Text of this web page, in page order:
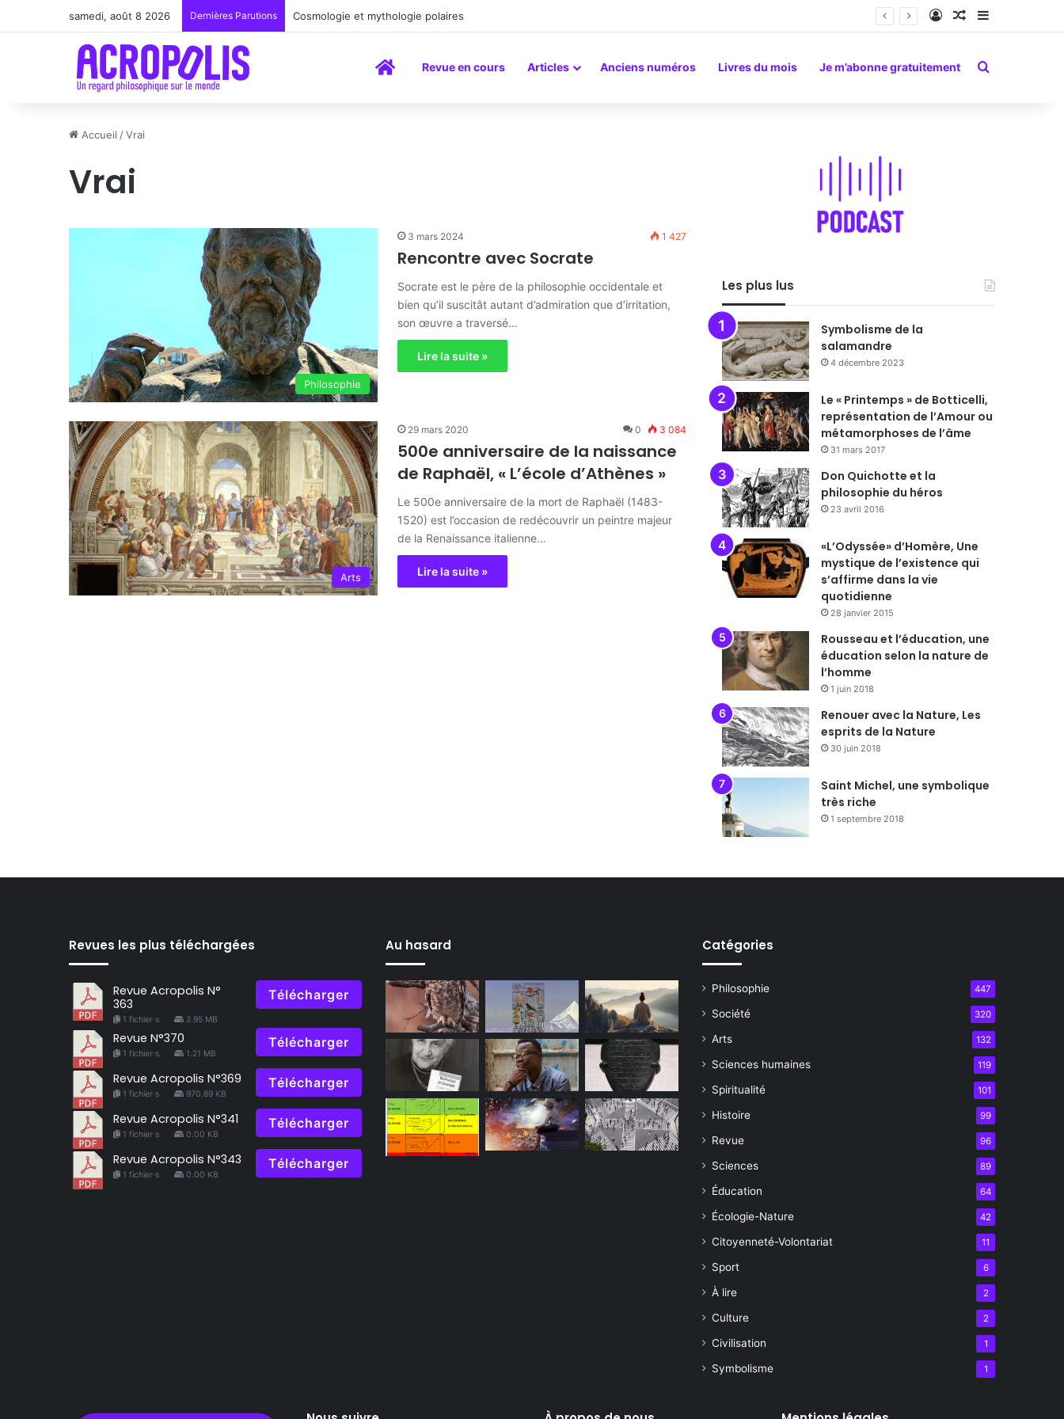
samedi, août 8 2026 Dernières Parutions Renoir : la peinture comme un art du lien Connexion
Article Aléatoire
Sidebar
AccueilRevue en cours Articles Anciens numéros Livres du mois Je m’abonne gratuitement Rechercher
Accueil /Vrai
Vrai
Philosophie
3 mars 2024 1 427
Rencontre avec Socrate
Socrate est le père de la philosophie occidentale et
bien qu’il suscitât autant d’admiration que d’irritation,
son œuvre a traversé…
Lire la suite »
Arts
29 mars 2020 0 3 084
500e anniversaire de la naissance
de Raphaël, « L’école d’Athènes »
Le 500e anniversaire de la mort de Raphaël (1483-
1520) est l’occasion de redécouvrir un peintre majeur
de la Renaissance italienne…
Lire la suite »
Les plus lus
Symbolisme de la
salamandre
4 décembre 2023
Le « Printemps » de Botticelli,
représentation de l’Amour ou
métamorphoses de l’âme
31 mars 2017
Don Quichotte et la
philosophie du héros
23 avril 2016
«L’Odyssée» d’Homère, Une
mystique de l’existence qui
s’affirme dans la vie
quotidienne
28 janvier 2015
Rousseau et l’éducation, une
éducation selon la nature de
l’homme
1 juin 2018
Renouer avec la Nature, Les
esprits de la Nature
30 juin 2018
Saint Michel, une symbolique
très riche
1 septembre 2018
Revues les plus téléchargées
Revue Acropolis N°
363
1 fichier·s 2.95 MB
Télécharger
Revue N°370
1 fichier·s 1.21 MB
Télécharger
Revue Acropolis N°369
1 fichier·s 970.89 KB
Télécharger
Revue Acropolis N°341
1 fichier·s 0.00 KB
Télécharger
Revue Acropolis N°343
1 fichier·s 0.00 KB
Télécharger
Au hasard Catégories
Philosophie 447
Société 320
Arts 132
Sciences humaines 119
Spiritualité 101
Histoire 99
Revue 96
Sciences 89
Éducation 64
Écologie-Nature 42
Citoyenneté-Volontariat 11
Sport 6
À lire 2
Culture 2
Civilisation 1
Symbolisme 1